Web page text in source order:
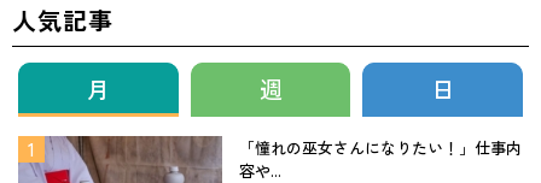
人気記事
月 週 日
「憧れの巫女さんになりたい！」仕事内
容や...